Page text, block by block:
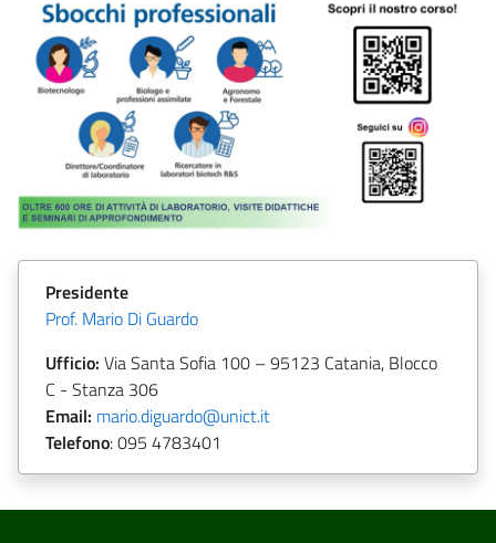
Presidente
Prof. Mario Di Guardo
Ufficio: Via Santa Sofia 100 – 95123 Catania, Blocco
C - Stanza 306
Email: mario.diguardo@unict.it
Telefono:095 4783401